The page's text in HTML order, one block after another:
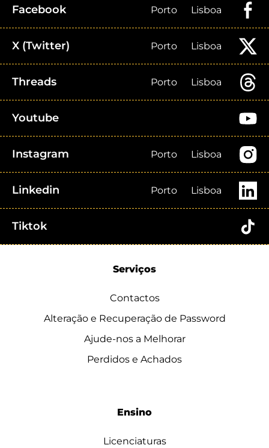
Facebook Porto Lisboa
X (Twitter) Porto Lisboa
Threads Porto Lisboa
Youtube
Instagram Porto Lisboa
Linkedin Porto Lisboa
Tiktok
Serviços
Contactos
Alteração e Recuperação de Password
Ajude-nos a Melhorar
Perdidos e Achados
Ensino
Licenciaturas